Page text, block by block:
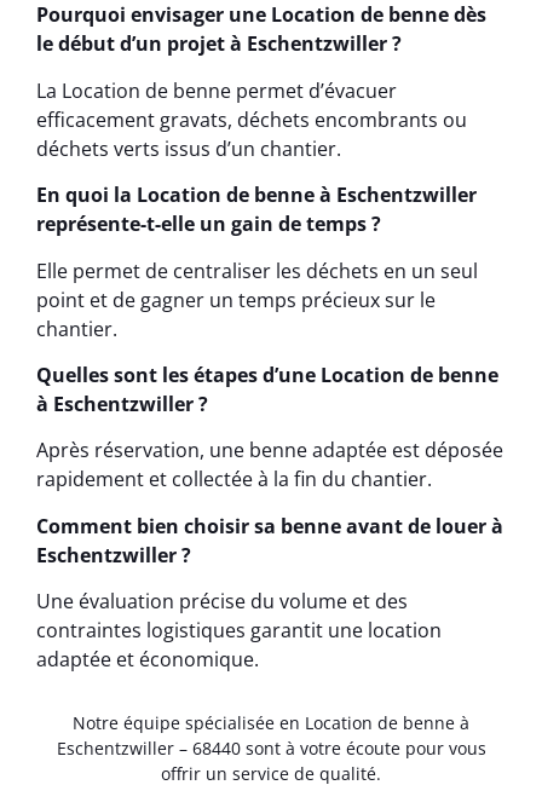
Pourquoi envisager une Location de benne dès
le début d’un projet à Eschentzwiller ?
La Location de benne permet d’évacuer
efficacement gravats, déchets encombrants ou
déchets verts issus d’un chantier.
En quoi la Location de benne à Eschentzwiller
représente-t-elle un gain de temps ?
Elle permet de centraliser les déchets en un seul
point et de gagner un temps précieux sur le
chantier.
Quelles sont les étapes d’une Location de benne
à Eschentzwiller ?
Après réservation, une benne adaptée est déposée
rapidement et collectée à la fin du chantier.
Comment bien choisir sa benne avant de louer à
Eschentzwiller ?
Une évaluation précise du volume et des
contraintes logistiques garantit une location
adaptée et économique.
Notre équipe spécialisée en Location de benne à
Eschentzwiller – 68440 sont à votre écoute pour vous
offrir un service de qualité.